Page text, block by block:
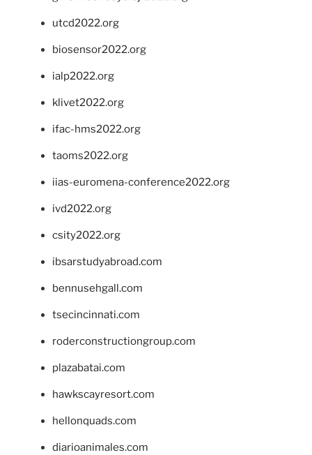
utcd2022.org
biosensor2022.org
ialp2022.org
klivet2022.org
ifac-hms2022.org
taoms2022.org
iias-euromena-conference2022.org
ivd2022.org
csity2022.org
ibsarstudyabroad.com
bennusehgall.com
tsecincinnati.com
roderconstructiongroup.com
plazabatai.com
hawkscayresort.com
hellonquads.com
diarioanimales.com